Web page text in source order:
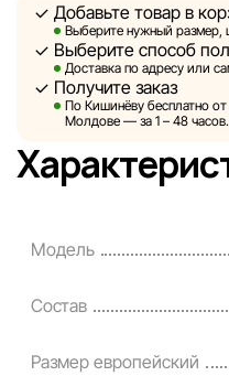
технических ошибок
за содержание и
сторонних ресурсах,
размещены на нашем
Sportlandia оставляет за
порядке и без
представленные на
информация о товарах
Добавьте товар в
Выберите нужный размер,
Выберите способ
Доставка по адресу или
Получите заказ
По Кишинёву бесплатно
Молдове — за 1 – 48 часов.
Модель
Состав
Размер европейский